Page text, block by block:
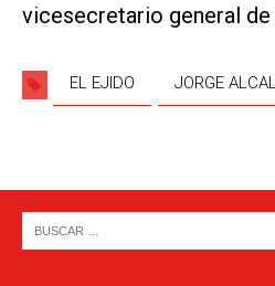
vicesecretario general
EL EJIDO JORGE